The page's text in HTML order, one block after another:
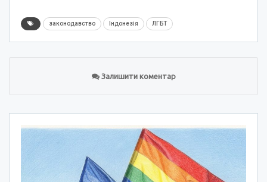
законодавство Індонезія ЛГБТ
Залишити коментар